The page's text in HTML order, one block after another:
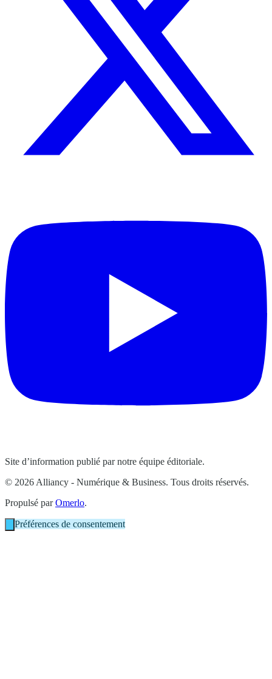
Site d’information publié par notre équipe éditoriale.
© 2026 Alliancy - Numérique & Business. Tous droits réservés.
Propulsé parOmerlo.
Préférences de consentement